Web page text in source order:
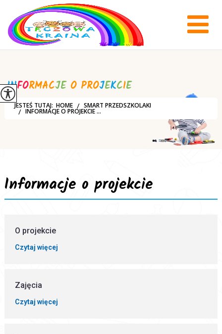
INFORMACJE O PROJEKCIE
JESTEŚ TUTAJ: HOME SMART PRZEDSZKOLAKI
INFORMACJE O PROJEKCIE ...
Informacje o projekcie
O projekcie
Czytaj więcej
Zajęcia
Czytaj więcej